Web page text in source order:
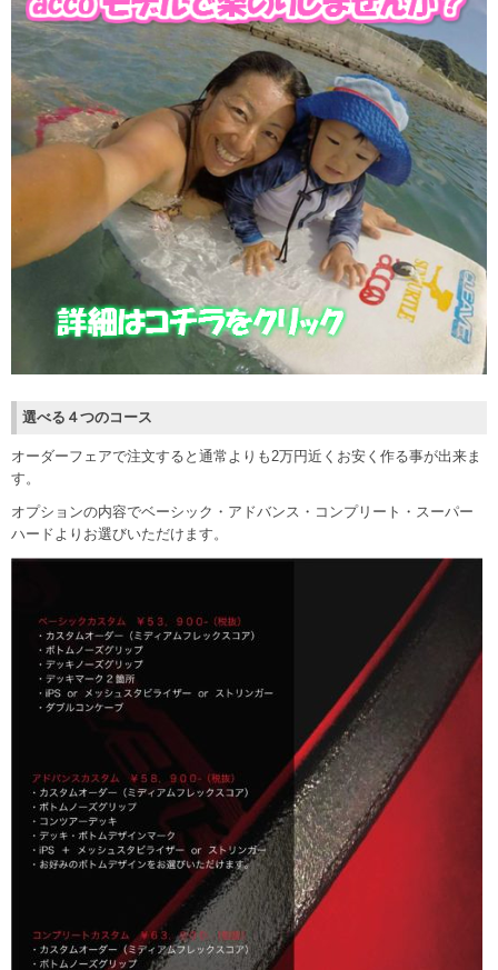
選べる４つのコース
オーダーフェアで注文すると通常よりも2万円近くお安く作る事が出来ま
す。
オプションの内容でベーシック・アドバンス・コンプリート・スーパー
ハードよりお選びいただけます。